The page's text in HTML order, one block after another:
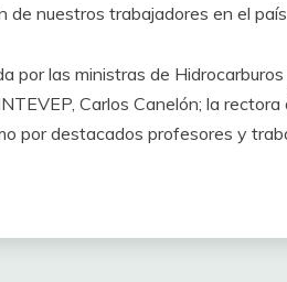
nuestros trabajadores en el
por las ministras de
Carlos Canelón; la
por destacados profesores y